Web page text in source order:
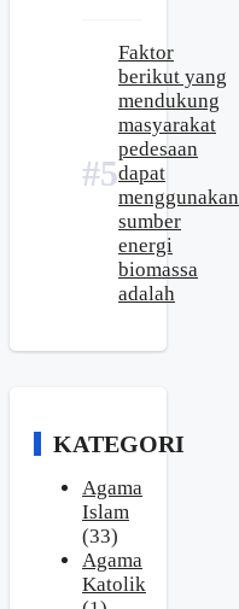
Faktor
berikut yang
mendukung
masyarakat
pedesaan
dapat
menggunakan
sumber
energi
biomassa
adalah
KATEGORI
Agama
Islam
(33)
Agama
Katolik